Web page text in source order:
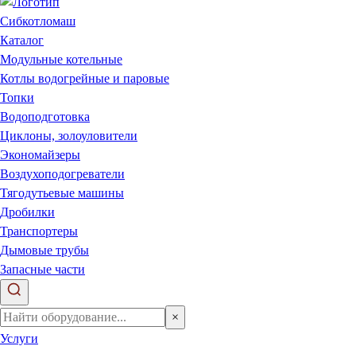
Каталог
Модульные котельные
Котлы водогрейные и паровые
Топки
Водоподготовка
Циклоны, золоуловители
Экономайзеры
Воздухоподогреватели
Тягодутьевые машины
Дробилки
Транспортеры
Дымовые трубы
Запасные части
×
Услуги